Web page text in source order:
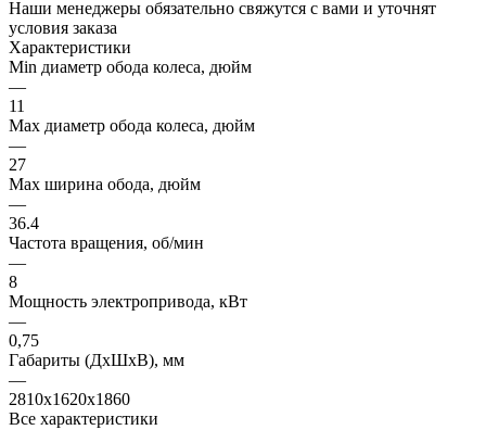
Наши менеджеры обязательно свяжутся с вами и уточнят
условия заказа
Характеристики
Min диаметр обода колеса, дюйм
—
11
Max диаметр обода колеса, дюйм
—
27
Max ширина обода, дюйм
—
36.4
Частота вращения, об/мин
—
8
Мощность электропривода, кВт
—
0,75
Габариты (ДхШхВ), мм
—
2810x1620x1860
Все характеристики